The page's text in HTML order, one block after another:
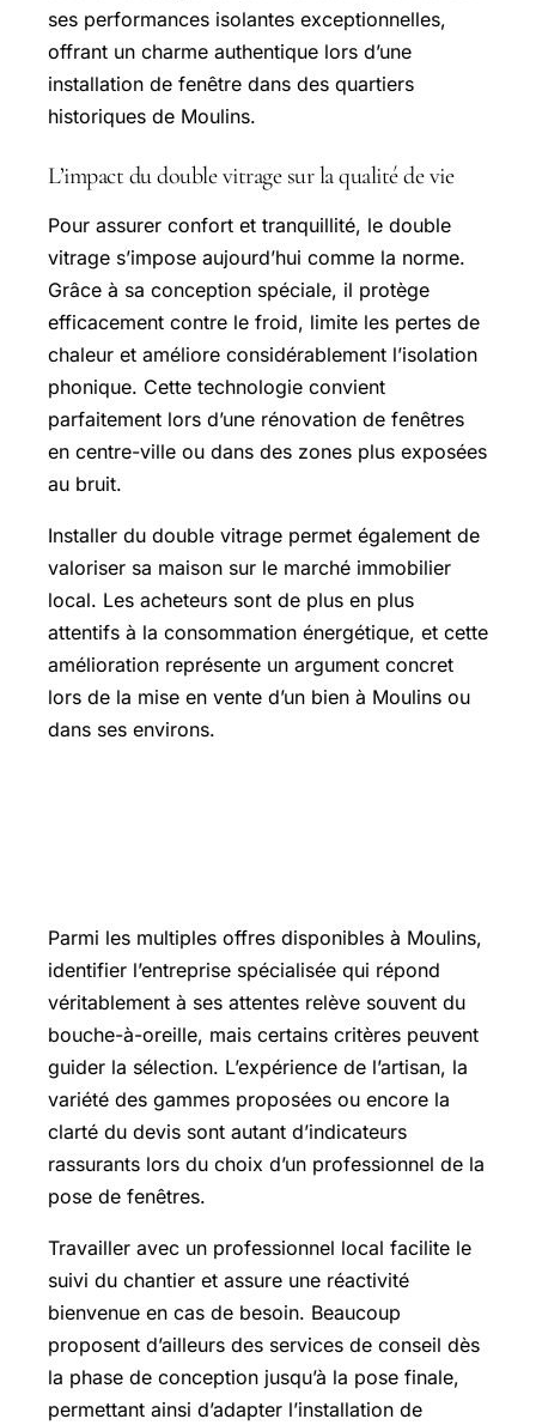
ses performances isolantes exceptionnelles,
offrant un charme authentique lors d’une
installation de fenêtre dans des quartiers
historiques de Moulins.
L’impact du double vitrage sur la qualité de vie
Pour assurer confort et tranquillité, le double
vitrage s’impose aujourd’hui comme la norme.
Grâce à sa conception spéciale, il protège
efficacement contre le froid, limite les pertes de
chaleur et améliore considérablement l’isolation
phonique. Cette technologie convient
parfaitement lors d’une rénovation de fenêtres
en centre-ville ou dans des zones plus exposées
au bruit.
Installer du double vitrage permet également de
valoriser sa maison sur le marché immobilier
local. Les acheteurs sont de plus en plus
attentifs à la consommation énergétique, et cette
amélioration représente un argument concret
lors de la mise en vente d’un bien à Moulins ou
dans ses environs.
Parmi les multiples offres disponibles à Moulins,
identifier l’entreprise spécialisée qui répond
véritablement à ses attentes relève souvent du
bouche-à-oreille, mais certains critères peuvent
guider la sélection. L’expérience de l’artisan, la
variété des gammes proposées ou encore la
clarté du devis sont autant d’indicateurs
rassurants lors du choix d’un professionnel de la
pose de fenêtres.
Travailler avec un professionnel local facilite le
suivi du chantier et assure une réactivité
bienvenue en cas de besoin. Beaucoup
proposent d’ailleurs des services de conseil dès
la phase de conception jusqu’à la pose finale,
permettant ainsi d’adapter l’installation de